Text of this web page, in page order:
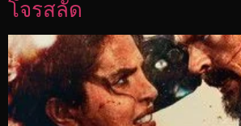
โจรสลัด